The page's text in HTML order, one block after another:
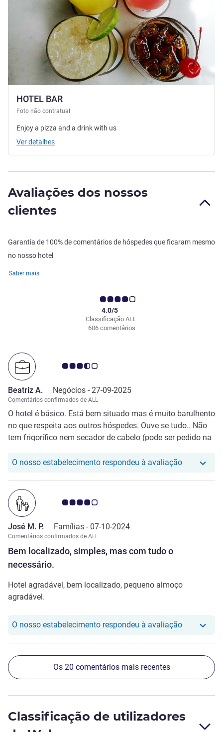
HOTEL BAR
Foto não contratual
Enjoy a pizza and a drink with us
Ver detalhes
Avaliações dos nossos
clientes
Garantia de 100% de comentários de hóspedes que ficaram mesmo
no nosso hotel
Saber mais
Classificação ALL
4.0/5
606 comentários
Nota clientes Avis 3.5/5
Beatriz A. Negócios - 27-09-2025
Comentários confirmados de ALL
O hotel é básico. Está bem situado mas é muito barulhento
no que respeita aos outros hóspedes. Ouve se tudo.. Não
tem frigorífico nem secador de cabelo (pode ser pedido na
O nosso estabelecimento respondeu à avaliaçãoO nosso
Bem localizado, simples, mas com tudo o
necessário.
Nota clientes Avis 4.0/5
José M. P. Famílias - 07-10-2024
Comentários confirmados de ALL
Hotel agradável, bem localizado, pequeno almoço
agradável.
O nosso estabelecimento respondeu à avaliaçãoO nosso
Os 20 comentários mais recentes
Classificação de utilizadores